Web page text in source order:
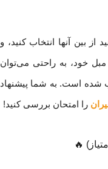
از بین آنها انتخاب کنید، و
خود، به راحتی می‌توان
شده است. به شما پیشنهاد
را امتحان بررسی کنید!